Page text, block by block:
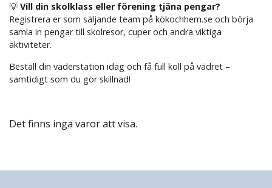
💡Vill din skolklass eller förening tjäna pengar?
Registrera er som säljande team på kökochhem.se och börja
samla in pengar till skolresor, cuper och andra viktiga
aktiviteter.
Beställ din väderstation idag och få full koll på vädret –
samtidigt som du gör skillnad!
Det finns inga varor att visa.